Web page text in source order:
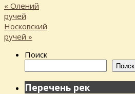
« Олений
ручей
Носковский
ручей »
Поиск
Поиск
Перечень рек